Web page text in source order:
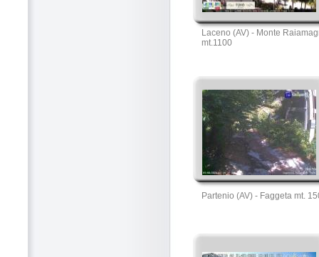
Laceno (AV) - Monte
mt.1100
Partenio (AV) - Faggeta mt.